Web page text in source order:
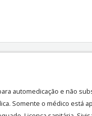
automedicação e não
Somente o médico está